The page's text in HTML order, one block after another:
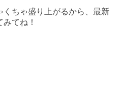
ちゃ盛り上がるから、最新
てね！